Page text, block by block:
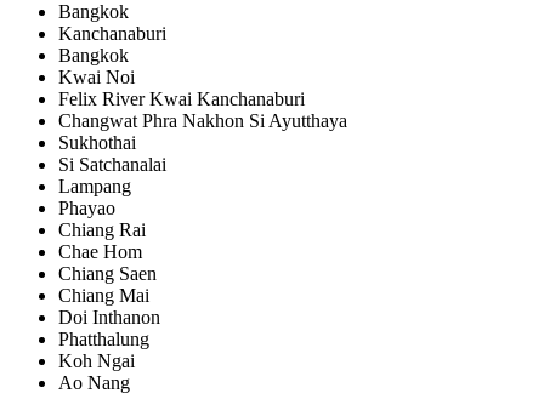
Bangkok
Kanchanaburi
Bangkok
Kwai Noi
Felix River Kwai Kanchanaburi
Changwat Phra Nakhon Si Ayutthaya
Sukhothai
Si Satchanalai
Lampang
Phayao
Chiang Rai
Chae Hom
Chiang Saen
Chiang Mai
Doi Inthanon
Phatthalung
Koh Ngai
Ao Nang